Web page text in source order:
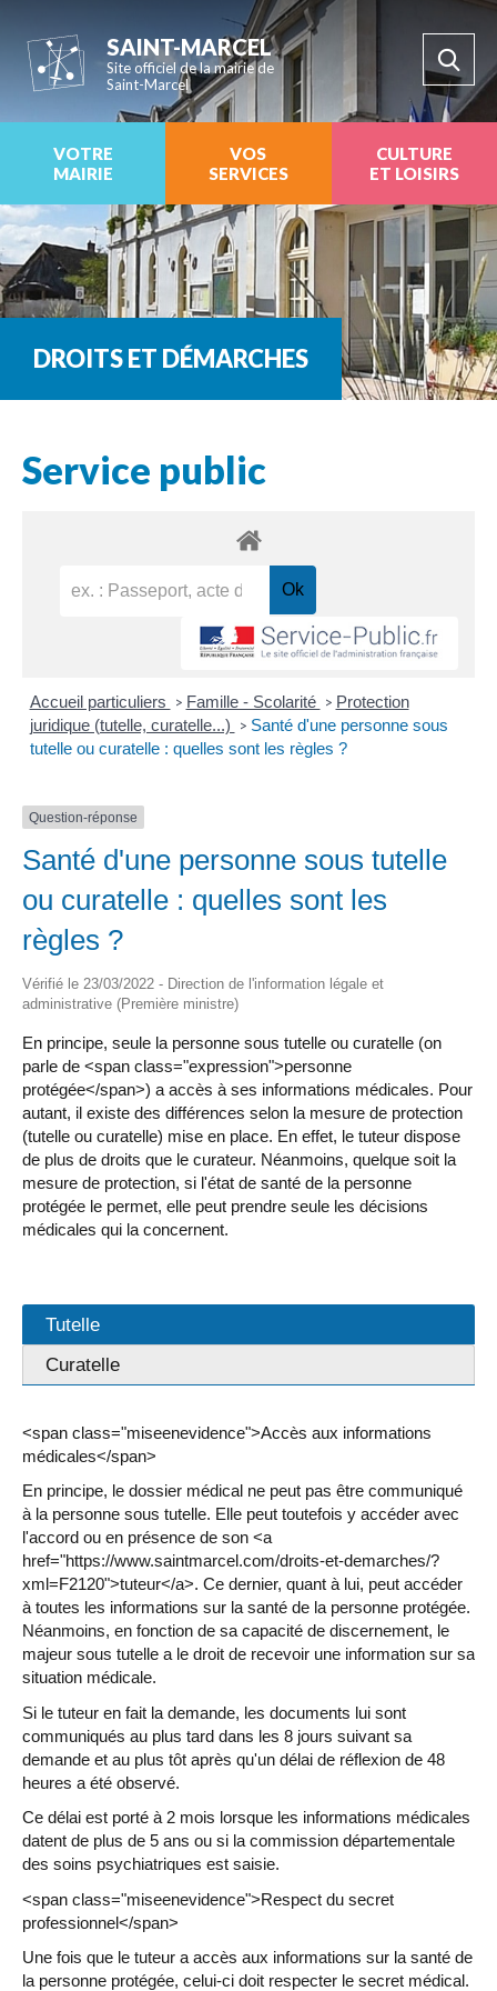
SAINT-MARCEL
Site officiel de la mairie de
Saint-Marcel
VOTRE
MAIRIE
VOS
SERVICES
CULTURE
ET LOISIRS
DROITS ET DÉMARCHES
Service public
Accueil particuliers > Famille - Scolarité > Protection
juridique (tutelle, curatelle...)
> Santé d'une personne sous
tutelle ou curatelle : quelles sont les règles ?
Question-réponse
Santé d'une personne sous tutelle
ou curatelle : quelles sont les
règles ?
Vérifié le 23/03/2022 - Direction de l'information légale et
administrative (Première ministre)
En principe, seule la personne sous tutelle ou curatelle (on
parle de <span class="expression">personne
protégée</span>) a accès à ses informations médicales. Pour
autant, il existe des différences selon la mesure de protection
(tutelle ou curatelle) mise en place. En effet, le tuteur dispose
de plus de droits que le curateur. Néanmoins, quelque soit la
mesure de protection, si l'état de santé de la personne
protégée le permet, elle peut prendre seule les décisions
médicales qui la concernent.
Tutelle
Curatelle
<span class="miseenevidence">Accès aux informations
médicales</span>
En principe, le dossier médical ne peut pas être communiqué
à la personne sous tutelle. Elle peut toutefois y accéder avec
l'accord ou en présence de son <a
href="https://www.saintmarcel.com/droits-et-demarches/?
xml=F2120">tuteur</a>. Ce dernier, quant à lui, peut accéder
à toutes les informations sur la santé de la personne protégée.
Néanmoins, en fonction de sa capacité de discernement, le
majeur sous tutelle a le droit de recevoir une information sur sa
situation médicale.
Si le tuteur en fait la demande, les documents lui sont
communiqués au plus tard dans les 8 jours suivant sa
demande et au plus tôt après qu'un délai de réflexion de 48
heures a été observé.
Ce délai est porté à 2 mois lorsque les informations médicales
datent de plus de 5 ans ou si la commission départementale
des soins psychiatriques est saisie.
<span class="miseenevidence">Respect du secret
professionnel</span>
Une fois que le tuteur a accès aux informations sur la santé de
la personne protégée, celui-ci doit respecter le secret médical.